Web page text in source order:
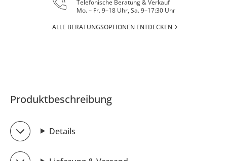
Telefonische Beratung & Verkauf
Mo. – Fr. 9–18 Uhr, Sa. 9–17:30 Uhr
ALLE BERATUNGSOPTIONEN ENTDECKEN
Produktbeschreibung
Details